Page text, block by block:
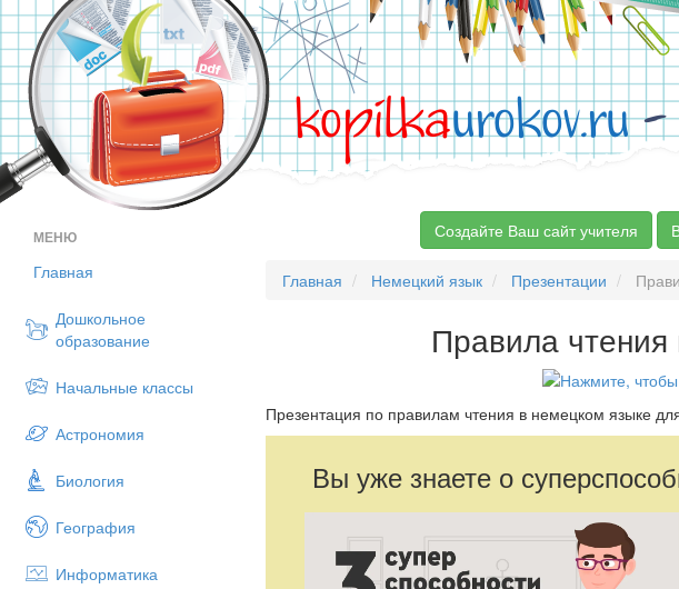
kopilkaurokov.ru-
МЕНЮ
Главная
Дошкольное
образование
Начальные классы
Астрономия
Биология
География
Информатика
Создайте Ваш сайт учителя
Главная Немецкий язык Презентации
Правила
Презентация по правилам чтения в немецком языке
Вы уже знаете о